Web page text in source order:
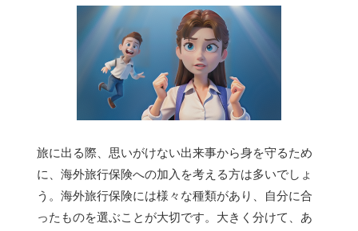
旅に出る際、思いがけない出来事から身を守るため
に、海外旅行保険への加入を考える方は多いでしょ
う。海外旅行保険には様々な種類があり、自分に合
ったものを選ぶことが大切です。大きく分けて、あ